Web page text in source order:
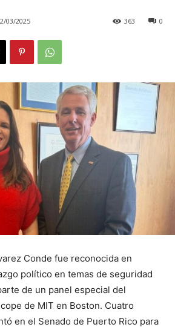
03/2025 0
363
Conde fue reconocida en
político en temas de seguridad
de un panel especial del
de MIT en Boston. Cuatro
en el Senado de Puerto Rico para